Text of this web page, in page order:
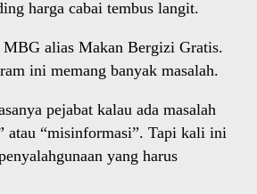
harga cabai tembus langit.
alias Makan Bergizi Gratis.
ini memang banyak masalah.
pejabat kalau ada masalah
atau “misinformasi”. Tapi kali ini
yang harus